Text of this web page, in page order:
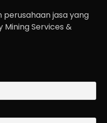
perusahaan jasa yang
Mining Services &